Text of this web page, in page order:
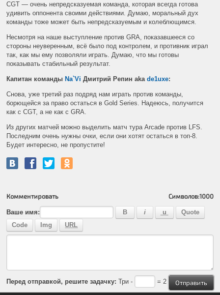
CGT — очень непредсказуемая команда, которая всегда готова
удивить оппонента своими действиями. Думаю, моральный дух
команды тоже может быть непредсказуемым и колеблющимся.
Несмотря на наше выступление противGRA, показавшееся со
стороны неуверенным, всё было под контролем, и противник играл
так, как мы ему позволяли играть. Думаю, что мы готовы
показывать стабильный результат.
Капитан команды Na`Vi Дмитрий Репин akade1uxe:
Снова, уже третий раз подряд нам играть против команды,
борющейся за право остаться в Gold Series. Надеюсь, получится
как с CGT, а не как с GRA.
Из других матчей можно выделить матч тура Arcade против LFS.
Последним очень нужны очки, если они хотят остаться в топ-8.
Будет интересно, не пропустите!
Комментировать Символов:1000
Ваше имя:
Перед отправкой, решите задачку: Три - = 2